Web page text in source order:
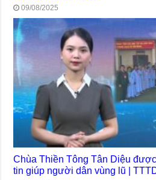
09/08/2025
Chùa Thiền Tông Tân Diệu
tin giúp người dân vùng lũ |